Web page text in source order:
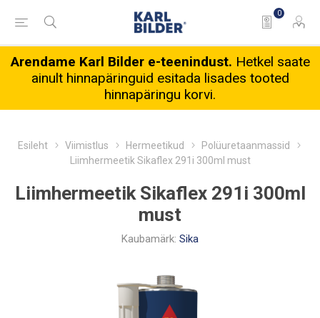
0
Arendame Karl Bilder e-teenindust. Hetkel saate
ainult hinnapäringuid esitada lisades tooted
hinnapäringu korvi.
Esileht Viimistlus Hermeetikud
Polüuretaanmassid
Liimhermeetik Sikaflex 291i 300ml must
Liimhermeetik Sikaflex 291i 300ml
must
Kaubamärk: Sika